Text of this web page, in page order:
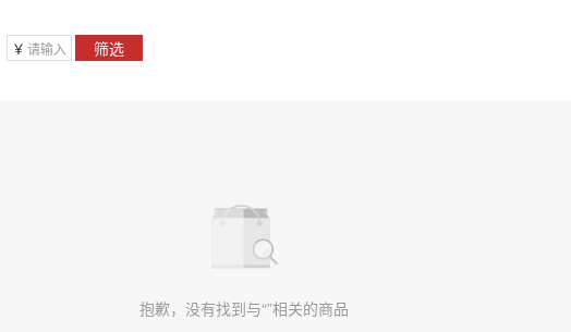
￥ 筛选
抱歉，没有找到与“”相关的商品